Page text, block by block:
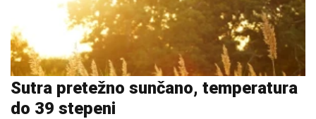
Sutra pretežno sunčano, temperatura
do 39 stepeni